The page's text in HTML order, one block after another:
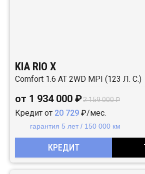
KIA RIO X
Comfort 1.6 АТ 2WD MPI (123 Л. C.)
от 1 934 000 ₽2 159 000 ₽
Кредит от 20 729 ₽/мес.
гарантия 5 лет / 150 000 км
КРЕДИТ